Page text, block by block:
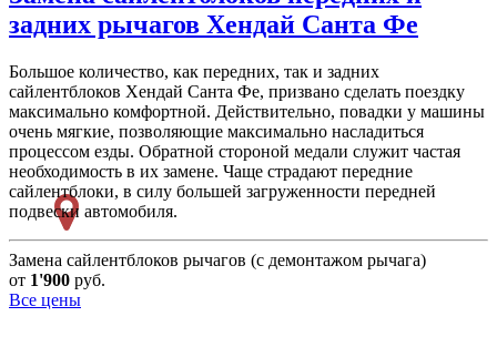
задних рычагов Хендай Санта Фе
Большое количество, как передних, так и задних
сайлентблоков Хендай Санта Фе, призвано сделать поездку
максимально комфортной. Действительно, повадки у машины
очень мягкие, позволяющие максимально насладиться
процессом езды. Обратной стороной медали служит частая
необходимость в их замене. Чаще страдают передние
сайлентблоки, в силу большей загруженности передней
подвески автомобиля.
Замена сайлентблоков рычагов (с демонтажом рычага)
от 1'900 руб.
Все цены